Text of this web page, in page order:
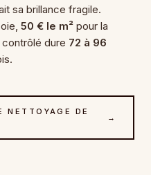
sa brillance fragile.
50 € le m² pour la
dure 72 à 96
NETTOYAGE DE
→